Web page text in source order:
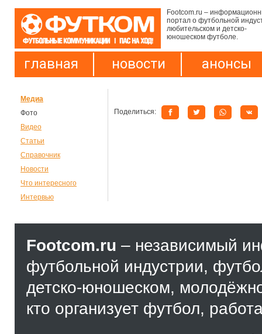
Footcom.ru –
портал о футбольной
любительском и детско-
юношеском футболе.
главная новости анонсы
Медиа
Фото
Видео
Статьи
Справочник
Новости
Что интересного
Интервью
Поделиться:
Footcom.ru – независимый
футбольной индустрии,
детско-юношеском,
кто организует футбол,